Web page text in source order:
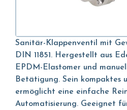
Sanitär-Klappenventil mit
DIN 11851. Hergestellt aus
EPDM-Elastomer und
Betätigung. Sein kompaktes
ermöglicht eine einfache
Automatisierung. Geeignet